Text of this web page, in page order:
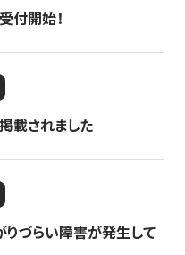
付開始！
載されました
りづらい障害が発生して